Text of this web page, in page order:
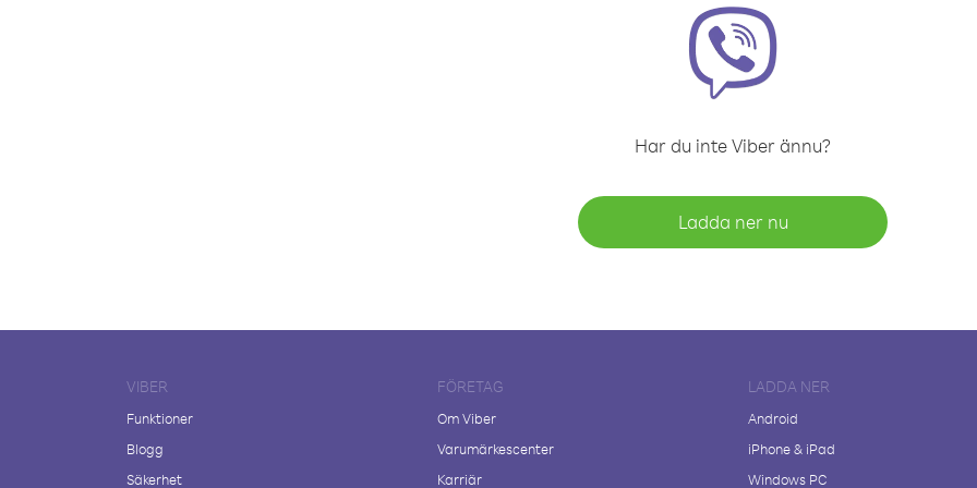
Har du inte Viber ännu?
Ladda ner nu
VIBER
Funktioner
Blogg
Säkerhet
FÖRETAG
Om Viber
Varumärkescenter
Karriär
LADDA NER
Android
iPhone & iPad
Windows PC